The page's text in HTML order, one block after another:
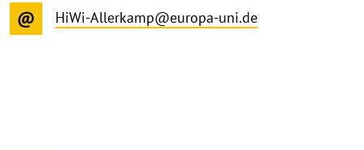
HiWi-Allerkamp@europa-uni.de